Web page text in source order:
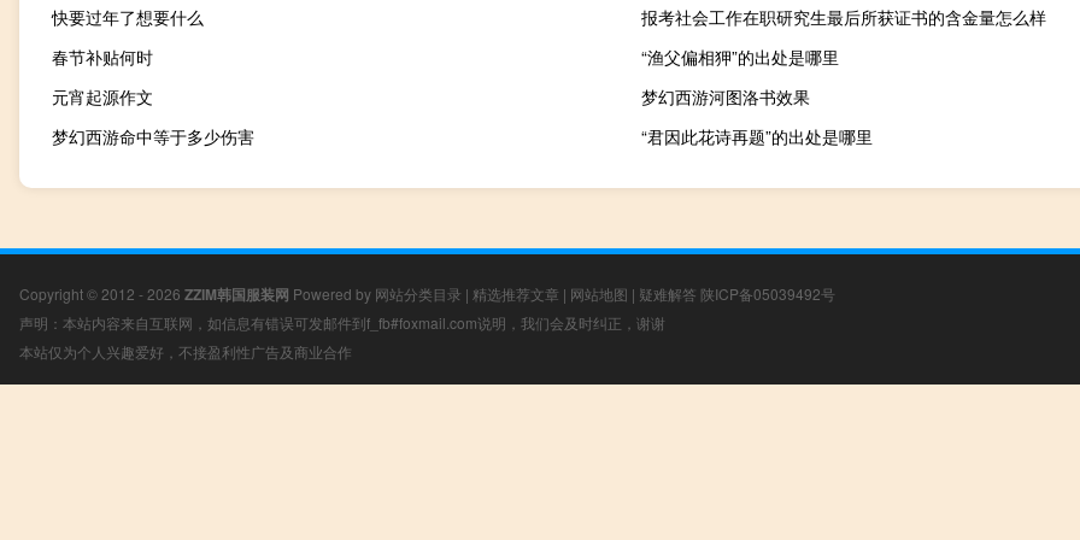
快要过年了想要什么
报考社会工作在职研究生最后所获证书的含金量怎么样
春节补贴何时
“渔父偏相狎”的出处是哪里
元宵起源作文
梦幻西游河图洛书效果
梦幻西游命中等于多少伤害
“君因此花诗再题”的出处是哪里
Copyright © 2012 - 2026 ZZIM韩国服装网 Powered by 网站分类目录 | 精选推荐文章 | 网站地图 | 疑难解答 陕ICP备05039492号
声明：本站内容来自互联网，如信息有错误可发邮件到f_fb#foxmail.com说明，我们会及时纠正，谢谢
本站仅为个人兴趣爱好，不接盈利性广告及商业合作